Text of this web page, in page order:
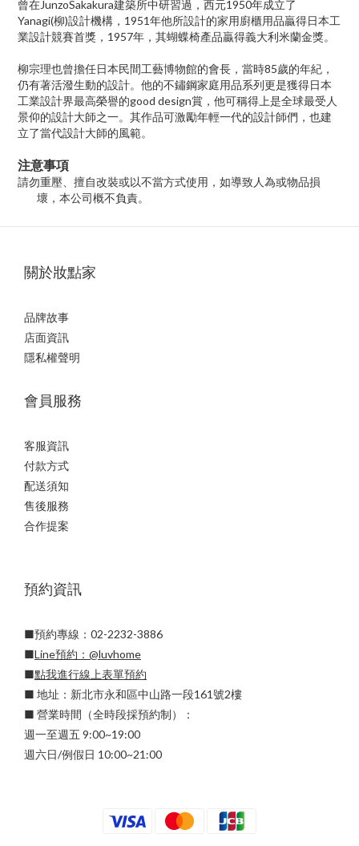
曾在JunzoSakakura建築所中研習過，西元1950年成立了
Yanagi(柳)設計機構， 1951年他所設計的家用廚櫃用品贏得日本工
業設計競賽首獎， 1957年，其蝴蝶椅產品贏得義大利米蘭金獎。
柳宗理也曾擔任日本民間工藝博物館的會長，當時85歲的年紀，
仍有著活潑生動的設計。他的不鏽鋼家庭用品系列更是獲得日本
工業設計界最高榮譽的good design賞，他可稱得上是全球最受人
景仰的設計大師之一。其作品可激勵年輕一代的設計師們，也建
立了當代設計大師的風範。
注意事項
請勿重壓、擅自改裝或以不當方式使用，如導致人為或物品損
壞，本公司概不負責。
關於妝點家
品牌故事
店面資訊
隱私權聲明
會員服務
客服資訊
付款方式
配送須知
售後服務
合作提案
預約資訊
■預約專線：02-2232-3886
■Line預約： @luvhome
■點我進行線上表單預約
■ 地址：新北市永和區中山路一段161號2樓
■ 營業時間（全時段採預約制）：
週一至週五 9:00~19:00
週六日/例假日 10:00~21:00